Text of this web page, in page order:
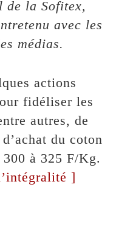
de la Sofitex,
avec les
médias.
actions
fidéliser les
autres, de
du coton
à 325 F/Kg.
]